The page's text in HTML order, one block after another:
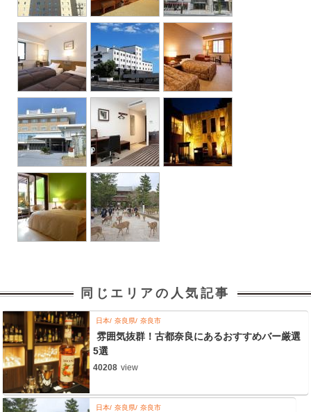
同じエリアの人気記事
日本 奈良県 奈良市
雰囲気抜群！古都奈良にあるおすすめバー厳選
5選
40208 view
日本 奈良県 奈良市